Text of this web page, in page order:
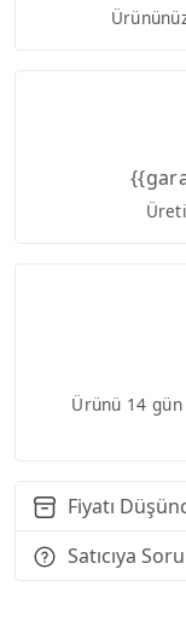
Ürünü 14
Fiyatı
Satıcıya